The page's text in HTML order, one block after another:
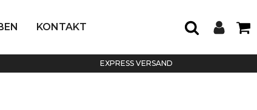
KONTAKT
EXPRESS VERSAND